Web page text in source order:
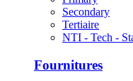
Secondary
Tertiaire
NTI - Tech -
Fournitures